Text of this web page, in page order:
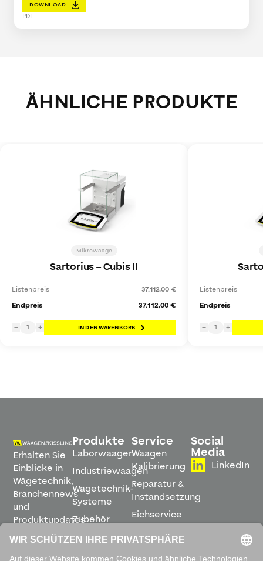
DOWNLOAD
PDF
ÄHNLICHE PRODUKTE
Mikrowaage
Sartorius–Cubis II
Listenpreis
37.112,00 €
Endpreis
37.112,00 €
− 1 + IN DEN WARENKORB
Listenpreis
Endpreis
− 1 +
Erhalten Sie
Einblicke in
Wägetechnik,
Branchennews
und
Produktupdates
direkt in
Ihren
Produkte
Laborwaagen
Industriewaagen
Wägetechnik-
Systeme
Zubehör
Software
Service
Waagen
Kalibrierung
Reparatur &
Instandsetzung
Eichservice
Montage &
Inbetriebnahme
Social
Media
LinkedIn